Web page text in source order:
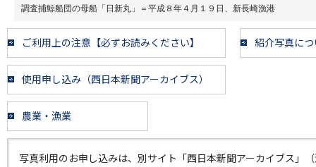
調査捕鯨船団の母船「日新丸」＝平成８年４月１９日、新長崎漁港
ご利用上の注意【必ずお読みください】 紹介写真に
使用申し込み（西日本新聞アーカイブス）
農業・漁業
写真利用のお申し込みは、別サイト「西日本新聞アーカイブス」